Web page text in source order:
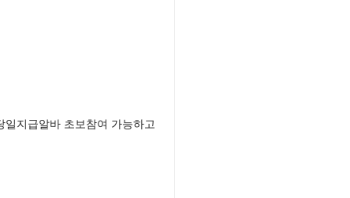
지급알바 초보참여 가능하고